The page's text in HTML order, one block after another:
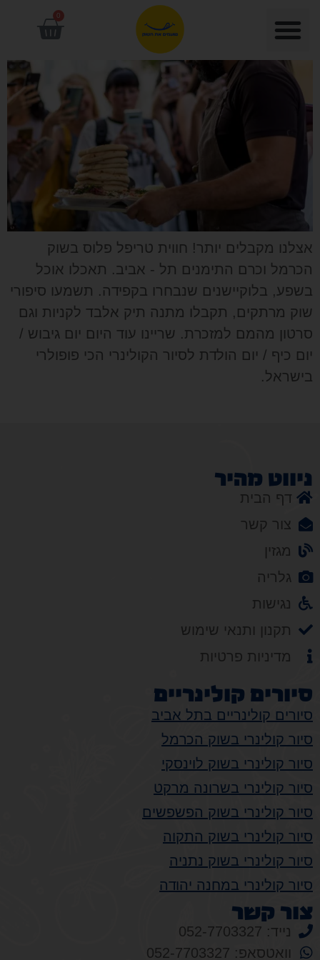
0
אצלנו מקבלים יותר! חווית טריפל פלוס בשוק
הכרמל וכרם התימנים תל - אביב. תאכלו אוכל
בשפע, בלוקיישנים שנבחרו בקפידה. תשמעו סיפורי
שוק מרתקים, תקבלו מתנה תיק אלבד לקניות וגם
סרטון מהמם למזכרת. שריינו עוד היום יום גיבוש /
יום כיף / יום הולדת לסיור הקולינרי הכי פופולרי
בישראל.
ניווט מהיר
דף הבית
צור קשר
מגזין
גלריה
נגישות
תקנון ותנאי שימוש
מדיניות פרטיות
סיורים קולינריים
סיורים קולינריים בתל אביב
סיור קולינרי בשוק הכרמל
סיור קולינרי בשוק לוינסקי
סיור קולינרי בשרונה מרקט
סיור קולינרי בשוק הפשפשים
סיור קולינרי בשוק התקוה
סיור קולינרי בשוק נתניה
סיור קולינרי במחנה יהודה
צור קשר
נייד: 052-7703327
וואטסאפ: 052-7703327